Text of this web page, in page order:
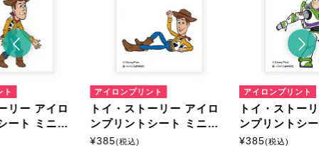
ト
リー アイロ
ート ミニサ
アイロンプリント
トイ・ストーリー アイロ
ンプリントシート ミニサ
イズ
¥385(税込)
アイロンプリント
トイ・ストー
ンプリントシ
イズ
¥385(税込)